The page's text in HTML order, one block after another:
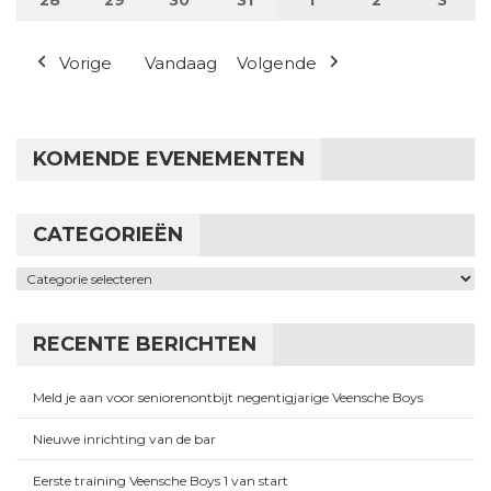
Vorige Vandaag Volgende
KOMENDE EVENEMENTEN
CATEGORIEËN
Categorieën
RECENTE BERICHTEN
Meld je aan voor seniorenontbijt negentigjarige Veensche Boys
Nieuwe inrichting van de bar
Eerste training Veensche Boys 1 van start